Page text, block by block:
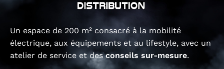
Un espace de 200 m² consacré à la mobilité
électrique, aux équipements et au lifestyle, avec un
atelier de service et desconseils sur-mesure.